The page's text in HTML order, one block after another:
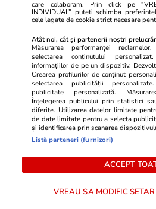
Știri România
peste 8,89 milioane de
categoria I
care colaboram. Prin click pe
INDIVIDUAL” puteti schimba
cele legate de cookie strict necesare
Atât noi, cât și partenerii noștri
Măsurarea performanței
selectarea conținutului
informațiilor de pe un dispozitiv.
Crearea profilurilor de conținut
selectarea publicității
publicitate personalizată.
Înțelegerea publicului prin statistici
diferite. Utilizarea datelor limitate
de date limitate pentru a selecta
și identificarea prin scanarea
Listă parteneri (furnizori)
ACCEPT
VREAU SA MODIFIC